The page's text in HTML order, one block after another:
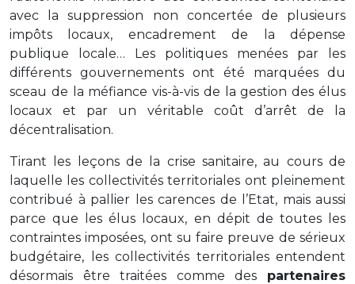
avec la suppression non concertée de plusieurs
impôts locaux, encadrement de la dépense
publique locale… Les politiques menées par les
différents gouvernements ont été marquées du
sceau de la méfiance vis-à-vis de la gestion des élus
locaux et par un véritable coût d’arrêt de la
décentralisation.
Tirant les leçons de la crise sanitaire, au cours de
laquelle les collectivités territoriales ont pleinement
contribué à pallier les carences de l’Etat, mais aussi
parce que les élus locaux, en dépit de toutes les
contraintes imposées, ont su faire preuve de sérieux
budgétaire, les collectivités territoriales entendent
désormais être traitées comme des partenaires